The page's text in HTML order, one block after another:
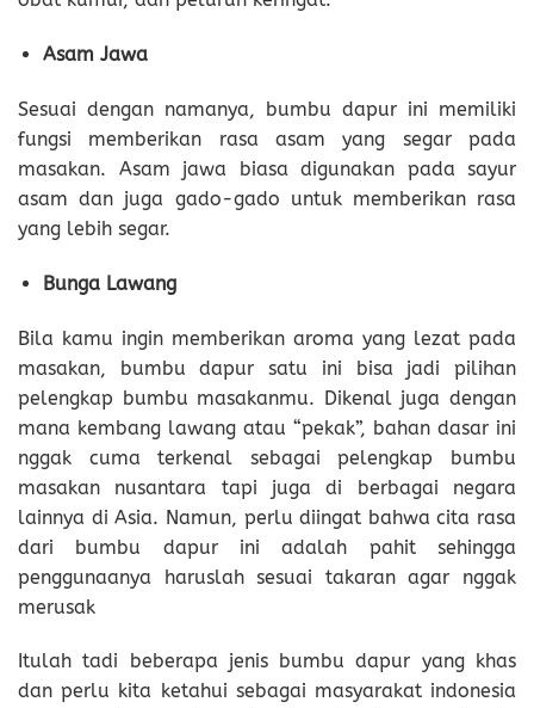
Asam Jawa
Sesuai dengan namanya, bumbu dapur ini memiliki
fungsi memberikan rasa asam yang segar pada
masakan. Asam jawa biasa digunakan pada sayur
asam dan juga gado-gado untuk memberikan rasa
yang lebih segar.
Bunga Lawang
Bila kamu ingin memberikan aroma yang lezat pada
masakan, bumbu dapur satu ini bisa jadi pilihan
pelengkap bumbu masakanmu. Dikenal juga dengan
mana kembang lawang atau “pekak”, bahan dasar ini
nggak cuma terkenal sebagai pelengkap bumbu
masakan nusantara tapi juga di berbagai negara
lainnya di Asia. Namun, perlu diingat bahwa cita rasa
dari bumbu dapur ini adalah pahit sehingga
penggunaanya haruslah sesuai takaran agar nggak
merusak
Itulah tadi beberapa jenis bumbu dapur yang khas
dan perlu kita ketahui sebagai masyarakat indonesia